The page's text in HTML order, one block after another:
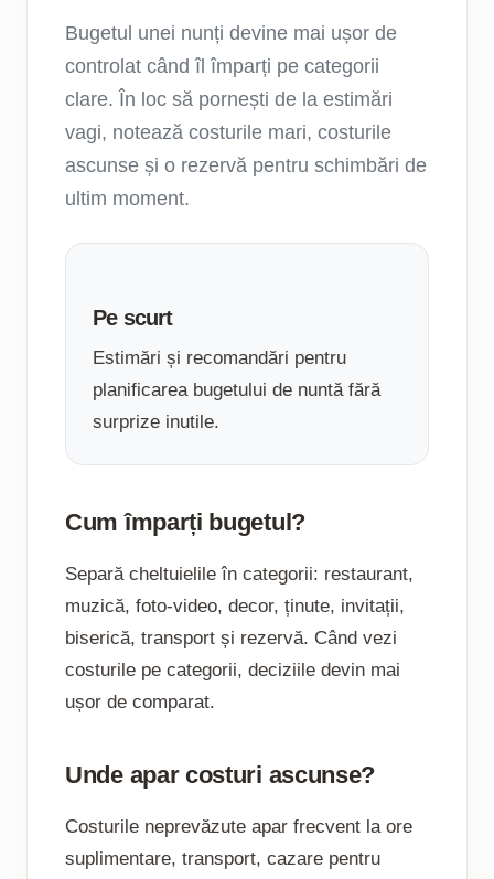
Bugetul unei nunți devine mai ușor de
controlat când îl împarți pe categorii
clare. În loc să pornești de la estimări
vagi, notează costurile mari, costurile
ascunse și o rezervă pentru schimbări de
ultim moment.
Pe scurt
Estimări și recomandări pentru
planificarea bugetului de nuntă fără
surprize inutile.
Cum împarți bugetul?
Separă cheltuielile în categorii: restaurant,
muzică, foto-video, decor, ținute, invitații,
biserică, transport și rezervă. Când vezi
costurile pe categorii, deciziile devin mai
ușor de comparat.
Unde apar costuri ascunse?
Costurile neprevăzute apar frecvent la ore
suplimentare, transport, cazare pentru